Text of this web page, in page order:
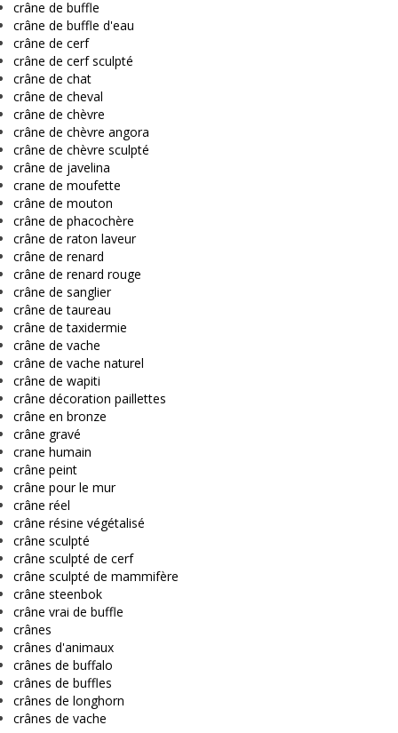
crâne de buffle
crâne de buffle d'eau
crâne de cerf
crâne de cerf sculpté
crâne de chat
crâne de cheval
crâne de chèvre
crâne de chèvre angora
crâne de chèvre sculpté
crâne de javelina
crane de moufette
crâne de mouton
crâne de phacochère
crâne de raton laveur
crâne de renard
crâne de renard rouge
crâne de sanglier
crâne de taureau
crâne de taxidermie
crâne de vache
crâne de vache naturel
crâne de wapiti
crâne décoration paillettes
crâne en bronze
crâne gravé
crane humain
crâne peint
crâne pour le mur
crâne réel
crâne résine végétalisé
crâne sculpté
crâne sculpté de cerf
crâne sculpté de mammifère
crâne steenbok
crâne vrai de buffle
crânes
crânes d'animaux
crânes de buffalo
crânes de buffles
crânes de longhorn
crânes de vache